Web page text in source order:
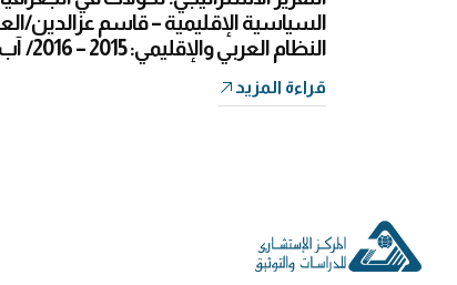
النظام العربي والإقليمي: 2015 – 2016/ آب 2017
قراءة المزيد